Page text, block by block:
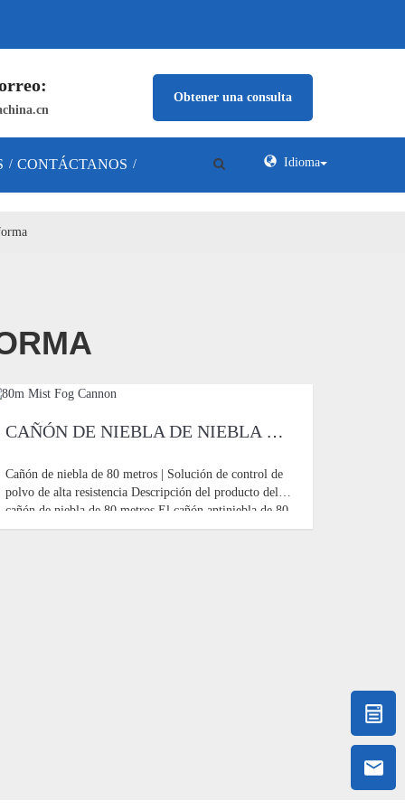
Obtener una consulta
/ CONTÁCTANOS / Idioma
CAÑÓN DE NIEBLA DE NIEBLA DE 80 M
Cañón de niebla de 80 metros | Solución de control de
polvo de alta resistencia Descripción del producto del
cañón de niebla de 80 metros El cañón antiniebla de 80
metros que suprime el polvo está diseñado